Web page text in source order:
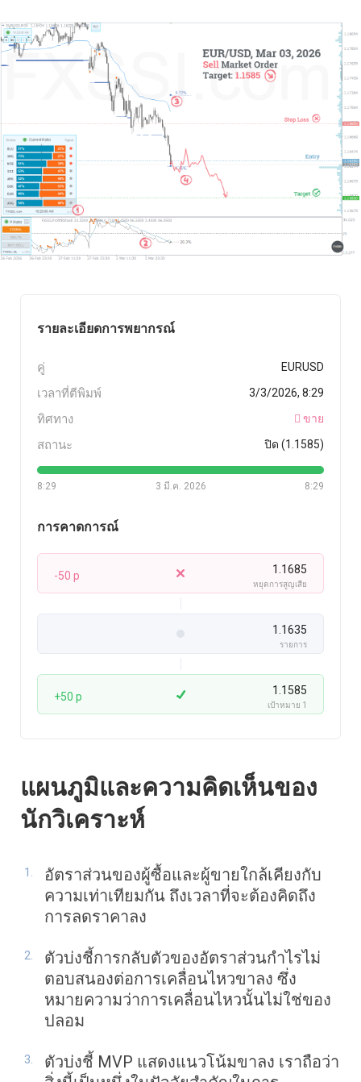
รายละเอียดการพยากรณ์
คู่ EURUSD
เวลาที่ตีพิมพ์ 3/3/2026, 8:29
ทิศทาง ขาย
สถานะ ปิด (1.1585)
8:29 8:29
3 มี.ค. 2026
การคาดการณ์
-50 p 1.1685
หยุดการสูญเสีย
1.1635
รายการ
+50 p 1.1585
เป้าหมาย 1
แผนภูมิและความคิดเห็นของ
นักวิเคราะห์
อัตราส่วนของผู้ซื้อและผู้ขายใกล้เคียงกับ
ความเท่าเทียมกัน ถึงเวลาที่จะต้องคิดถึง
การลดราคาลง
ตัวบ่งชี้การกลับตัวของอัตราส่วนกำไรไม่
ตอบสนองต่อการเคลื่อนไหวขาลง ซึ่ง
หมายความว่าการเคลื่อนไหวนั้นไม่ใช่ของ
ปลอม
ตัวบ่งชี้ MVP แสดงแนวโน้มขาลง เราถือว่า